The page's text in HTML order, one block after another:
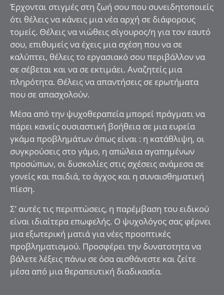
Έρχονται στιγμές στη ζωή σου που συνειδητοποιείς
ότι θέλεις να κάνεις μια νέα αρχή σε διάφορους
τομείς. Θέλεις να νιώθεις σίγουρος/η για τον εαυτό
σου, επιθυμείς να έχεις μια σχέση που να σε
καλύπτει, θέλεις το εργασιακό σου περιβάλλον να
σε σέβεται και να σε εκτιμάει. Αναζητείς μια
πληρότητα. Θέλεις να απαντήσεις σε ερωτήματα
που σε απασχολούν.
Μέσα από την ψυχοθεραπεία μπορεί πράγματι να
πάρει κανείς ουσιαστική βοήθεια σε μια ευρεία
γκάμα προβλημάτων όπως είναι : η κατάθλιψη, οι
συγκρούσεις στο γάμο, η απώλεια αγαπημένων
προσώπων, οι δυσκολίες στις σχέσεις ανάμεσα σε
γονείς και παιδιά, το άγχος και η συναισθηματική
πίεση.
Σ’ αυτές τις περιπτώσεις, η παρέμβαση του ειδικού
είναι ιδιαίτερα επωφελής. Ο ψυχολόγος σας φέρνει
μια εξωτερική ματιά για νέες προοπτικές
προβληματισμού. Προσφέρει την δυνατοτητα να
βάλετε λέξεις πάνω σε όσα αισθάνεστε και ζείτε
μέσα από μια θεραπευτική διαδικασία.